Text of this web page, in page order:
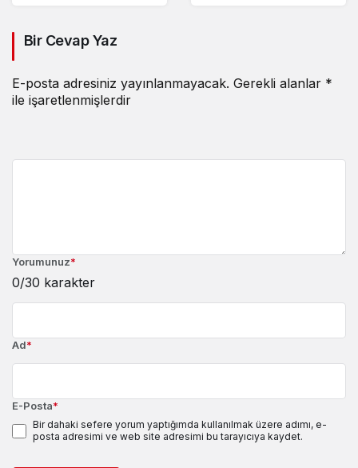
Bir Cevap Yaz
E-posta adresiniz yayınlanmayacak. Gerekli alanlar *
ile işaretlenmişlerdir
Yorumunuz*
0/30 karakter
Ad*
E-Posta*
Bir dahaki sefere yorum yaptığımda kullanılmak üzere adımı, e-
posta adresimi ve web site adresimi bu tarayıcıya kaydet.